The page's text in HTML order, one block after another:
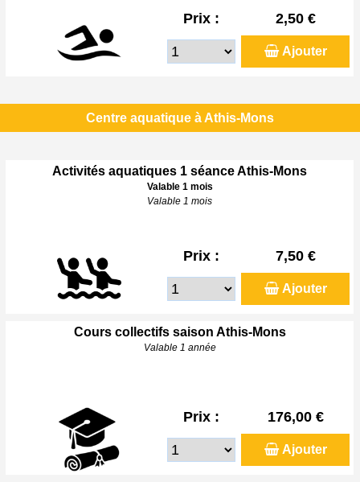
Prix : 2,50 €
Ajouter
Centre aquatique à Athis-Mons
Activités aquatiques 1 séance Athis-Mons
Valable 1 mois
Valable 1 mois
Prix : 7,50 €
Ajouter
Cours collectifs saison Athis-Mons
Valable 1 année
Prix : 176,00 €
Ajouter